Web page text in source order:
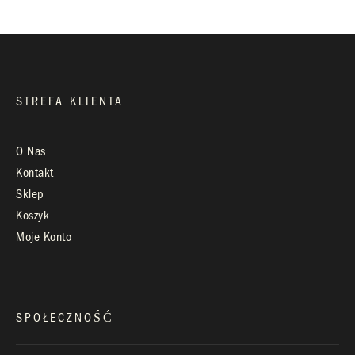
STREFA KLIENTA
O Nas
Kontakt
Sklep
Koszyk
Moje Konto
SPOŁECZNOŚĆ